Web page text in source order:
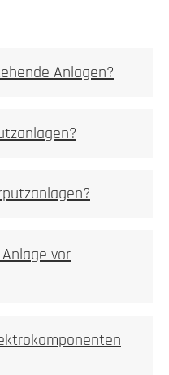
Anlagen?
vor